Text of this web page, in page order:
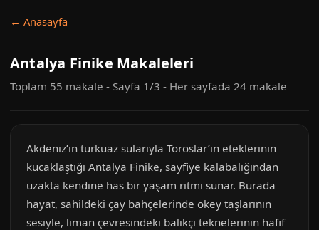
← Anasayfa
Antalya Finike Makaleleri
Toplam 55 makale - Sayfa 1/3 - Her sayfada 24 makale
Akdeniz’in turkuaz sularıyla Toroslar’ın eteklerinin
kucaklaştığı Antalya Finike, sayfiye kalabalığından
uzakta kendine has bir yaşam ritmi sunar. Burada
hayat, sahildeki çay bahçelerinde okey taşlarının
sesiyle, liman çevresindeki balıkçı teknelerinin hafif